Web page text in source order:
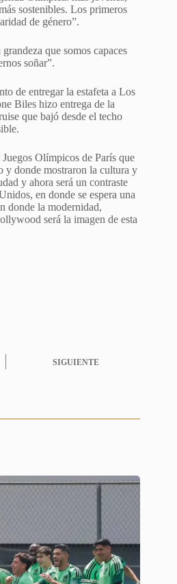
sostenibles. Los primeros
de género”.
que somos capaces
soñar”.
de entregar la estafeta a Los
Biles hizo entrega de la
que bajó desde el techo
Olímpicos de París que
y donde mostraron la cultura y
y ahora será un contraste
en donde se espera una
donde la modernidad,
será la imagen de esta
SIGUIENTE